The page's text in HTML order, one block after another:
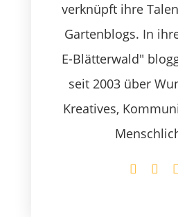
verknüpft ihre
Gartenblogs. In
E-Blätterwald"
seit 2003 über
Kreatives,